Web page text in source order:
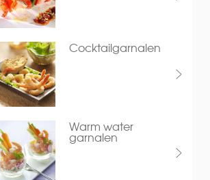
Cocktailgarnalen
Warm water
garnalen